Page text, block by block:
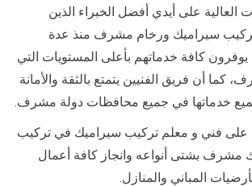
العالية على أيدي أفضل الخبراء الذين
سيراميك ورخام مشرف منذ عدة
كافة خدماتهم بأعلى المستويات التي
كما أن فريق الفنيين يتمتع بالثقة والأمانة
خدماتها في جميع محافظات دولة مشرف.
على فني و معلم تركيب سيراميك في تركيب
مشرف بشتى أنواعه وانجاز كافة أعمال
المباني والمنازل.